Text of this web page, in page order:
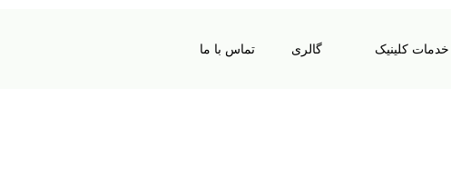
خدمات کلینیک گالری تماس با ما